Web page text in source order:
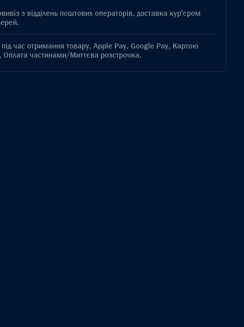
з відділень поштових операторів, доставка кур'єром
час отримання товару, Apple Pay, Google Pay, Картою
Оплата частинами/Миттєва розстрочка.